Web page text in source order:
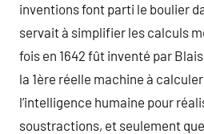
inventions font parti le boulier
servait à simplifier les calculs
fois en 1642 fût inventé par
la 1ère réelle machine à
l’intelligence humaine pour
soustractions, et seulement